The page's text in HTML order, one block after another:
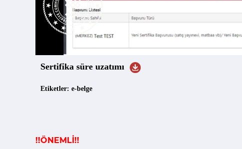
Sertifika süre uzatımı
Etiketler: e-belge
!!ÖNEMLİ!!